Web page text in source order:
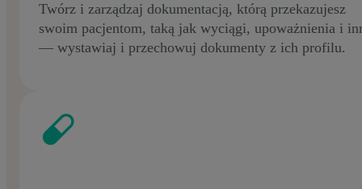
Twórz i zarządzaj dokumentacją, którą przekazujesz
swoim pacjentom, taką jak wyciągi, upoważnienia i
— wystawiaj i przechowuj dokumenty z ich profilu.